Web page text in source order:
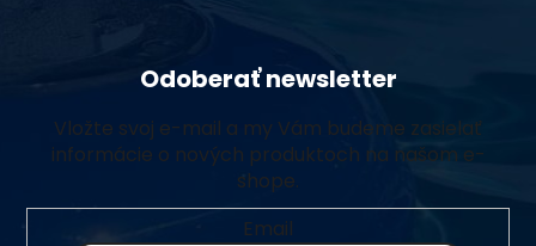
Odoberať newsletter
Vložte svoj e-mail a my Vám budeme zasielať
informácie o nových produktoch na našom e-
shope.
Email